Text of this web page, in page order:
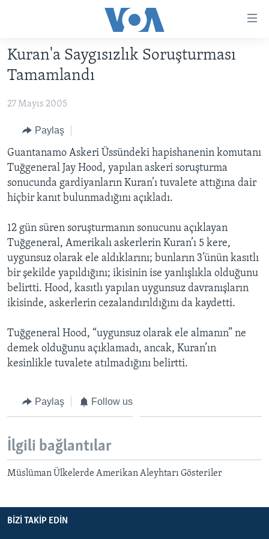
geç
Ana
geç
AMERİKA
ORTADOĞU
AVRUPA
ULUSLARARASI
SAĞLIK
EKONOMİ
ÇEVRE
HAYATTAN
SANAT
AMERİKA'DA YAŞAM
UKRAYNA KRİZİ
YAPAY ZEKA
YORUMLAR
AMERIKA'YA ÖZEL
İNGİLİZCE DERSLERİ
VİDEO GALERİ
FOTO GALERİ
LEARNING ENGLISH
BIZI TAKIP EDIN
Diller
Kuran'a Saygısızlık Soruşturması
Tamamlandı
27 Mayıs 2005
Paylaş
Guantanamo Askeri Üssündeki hapishanenin komutanı
Tuğgeneral Jay Hood, yapılan askeri soruşturma
sonucunda gardiyanların Kuran’ı tuvalete attığına dair
hiçbir kanıt bulunmadığını açıkladı.
12 gün süren soruşturmanın sonucunu açıklayan
Tuğgeneral, Amerikalı askerlerin Kuran’ı 5 kere,
uygunsuz olarak ele aldıklarını; bunların 3’ünün kasıtlı
bir şekilde yapıldığını; ikisinin ise yanlışlıkla olduğunu
belirtti. Hood, kasıtlı yapılan uygunsuz davranışların
ikisinde, askerlerin cezalandırıldığını da kaydetti.
Tuğgeneral Hood, “uygunsuz olarak ele almanın” ne
demek olduğunu açıklamadı, ancak, Kuran’ın
kesinlikle tuvalete atılmadığını belirtti.
Paylaş Follow us
İlgili bağlantılar
Müslüman Ülkelerde Amerikan Aleyhtarı Gösteriler
BIZI TAKIP EDIN